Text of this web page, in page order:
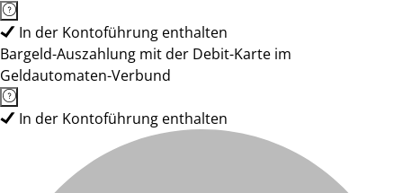
In der Kontoführung enthalten
Bargeld-Auszahlung mit der Debit-Karte im
Geldautomaten-Verbund
In der Kontoführung enthalten